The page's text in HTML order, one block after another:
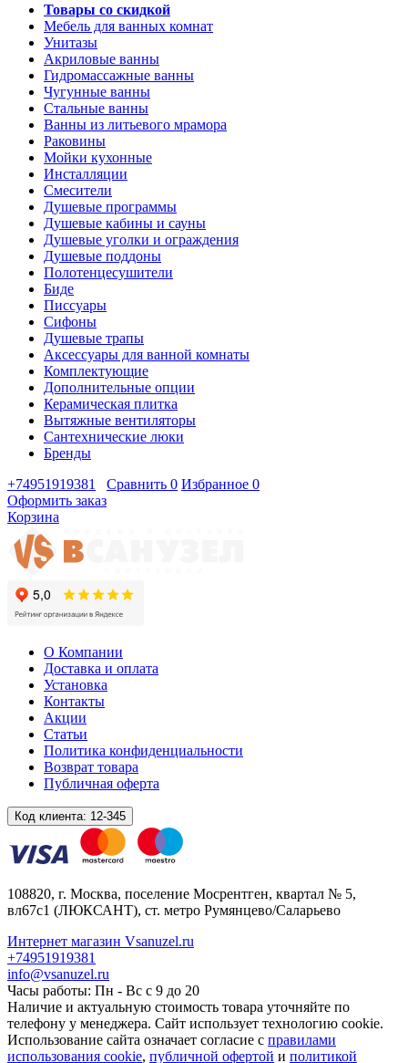
Товары со скидкой
Мебель для ванных комнат
Унитазы
Акриловые ванны
Гидромассажные ванны
Чугунные ванны
Стальные ванны
Ванны из литьевого мрамора
Раковины
Мойки кухонные
Инсталляции
Смесители
Душевые программы
Душевые кабины и сауны
Душевые уголки и ограждения
Душевые поддоны
Полотенцесушители
Биде
Писсуары
Сифоны
Душевые трапы
Аксессуары для ванной комнаты
Комплектующие
Дополнительные опции
Керамическая плитка
Вытяжные вентиляторы
Сантехнические люки
Бренды
+74951919381
Сравнить 0 Избранное 0
Оформить заказ
Корзина
О Компании
Доставка и оплата
Установка
Контакты
Акции
Статьи
Политика конфиденциальности
Возврат товара
Публичная оферта
Код клиента: 12-345
108820, г. Москва, поселение Мосрентген, квартал № 5,
вл67с1 (ЛЮКСАНТ), ст. метро Румянцево/Саларьево
Интернет магазин Vsanuzel.ru
+74951919381
info@vsanuzel.ru
Часы работы: Пн - Вс с 9 до 20
Наличие и актуальную стоимость товара уточняйте по
телефону у менеджера. Сайт использует технологию cookie.
Использование сайта означает согласие с правилами
использования cookie, публичной офертой и политикой